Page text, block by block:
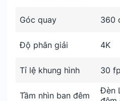
Góc quay 360
Độ phân giải 4K
Tỉ lệ khung hình 30
Tầm nhìn ban đêm
Đèn